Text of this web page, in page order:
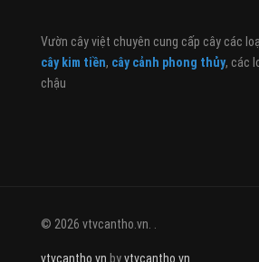
Vườn cây việt chuyên cung cấp cây các
cây kim tiền, cây cảnh phong thủy, các
chậu
© 2026 vtvcantho.vn. .
vtvcantho.vn byvtvcantho.vn